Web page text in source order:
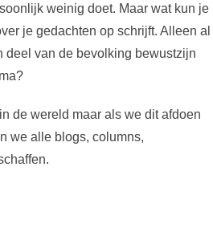
weinig doet. Maar wat kun je
je gedachten op schrijft. Alleen al
van de bevolking bewustzijn
de wereld maar als we dit afdoen
we alle blogs, columns,